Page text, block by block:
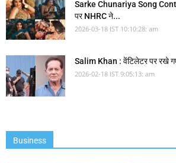
Sarke Chunariya Song
पर NHRC ने...
2026-03-18 IST 10:10:28: am
Salim Khan : वेंटिलेटर पर रखे
2026-02-18 IST 9:05:13: am
Business